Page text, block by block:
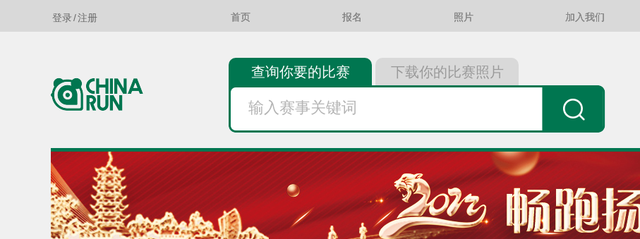
查询你要的比赛 下载你的比赛照片
首页 报名 照片 加入我们
登录/注册